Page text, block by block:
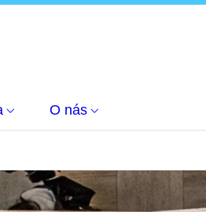
O nás